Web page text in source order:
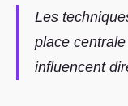
Les
place
influencent